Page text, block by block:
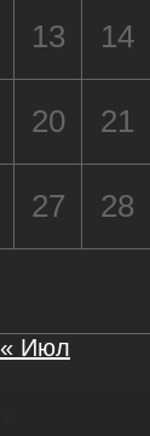
13 14
20 21
27 28
« Июл